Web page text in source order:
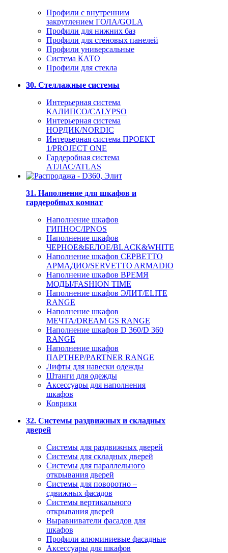
Профили с внутренним
закруглением ГОЛА/GOLA
Профили для нижних баз
Профили для стеновых панелей
Профили универсальные
Система КАТО
Профили для стекла
30. Стеллажные системы
Интерьерная система
КАЛИПСО/CALYPSO
Интерьерная система
НОРДИК/NORDIC
Интерьерная система ПРОЕКТ
1/PROJECT ONE
Гардеробная система
АТЛАС/ATLAS
31. Наполнение для шкафов и
гардеробных комнат
Наполнение шкафов
ГИПНОС/IPNOS
Наполнение шкафов
ЧЕРНОЕ&БЕЛОЕ/BLACK&WHITE
Наполнение шкафов СЕРВЕТТО
АРМАДИО/SERVETTO ARMADIO
Наполнение шкафов ВРЕМЯ
МОДЫ/FASHION TIME
Наполнение шкафов ЭЛИТ/ELITE
RANGE
Наполнение шкафов
МЕЧТА/DREAM GS RANGE
Наполнение шкафов D 360/D 360
RANGE
Наполнение шкафов
ПАРТНЕР/PARTNER RANGE
Лифты для навески одежды
Штанги для одежды
Аксессуары для наполнения
шкафов
Коврики
32. Системы раздвижных и складных
дверей
Системы для раздвижных дверей
Системы для складных дверей
Системы для параллельного
открывания дверей
Системы для поворотно –
сдвижных фасадов
Системы вертикального
открывания дверей
Выравниватели фасадов для
шкафов
Профили алюминиевые фасадные
Аксессуары для шкафов